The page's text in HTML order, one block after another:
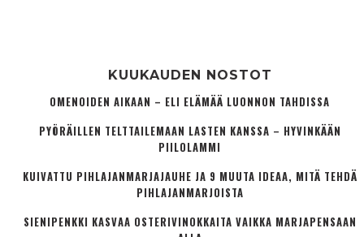
KUUKAUDEN NOSTOT
OMENOIDEN AIKAAN – ELI ELÄMÄÄ LUONNON TAHDISSA
PYÖRÄILLEN TELTTAILEMAAN LASTEN KANSSA – HYVINKÄÄN
PIILOLAMMI
KUIVATTU PIHLAJANMARJAJAUHE JA 9 MUUTA IDEAA, MITÄ TEHDÄ
PIHLAJANMARJOISTA
SIENIPENKKI KASVAA OSTERIVINOKKAITA VAIKKA MARJAPENSAAN